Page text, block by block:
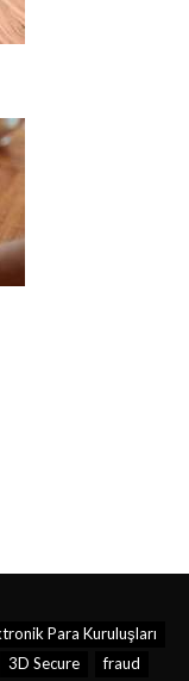
Para Kuruluşları
3D Secure fraud